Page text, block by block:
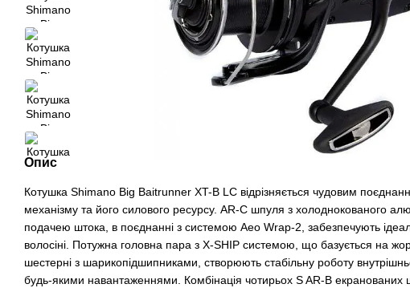
Опис
Котушка Shimano Big Baitrunner XT-B LC відрізняється чудовим
механізму та його силового ресурсу. AR-C шпуля з холоднокованого
подачею штока, в поєднанні з системою Aeo Wrap-2, забезпечують
волосіні. Потужна головна пара з X-SHIP системою, що базується на
шестерні з шарикопідшипниками, створюють стабільну роботу
будь-якими навантаженнями. Комбінація чотирьох S AR-B екранованих